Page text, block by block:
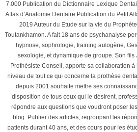
7.000 Publication du Dictionnaire Lexique
Atlas d’Anatomie Dentaire Publication du Petit
2019 Auteur du Etude sur la vie du
Toutankhamon. A fait 18 ans de psychanalyse
hypnose, sophrologie, training autogène,
sexologie, et dynamique de groupe. Son
Prothésiste Conseil, apporte sa collaboration
niveau de tout ce qui concerne la prothèse
depuis 2001 souhaite mettre ses
disposition de tous ceux qui le désirent,
répondre aux questions que voudront poser
blog. Publier des articles, regroupant les
patients durant 40 ans, et des cours pour les